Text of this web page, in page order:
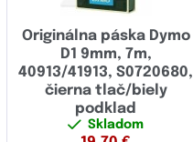
Originálna páska Dymo
D1 9mm, 7m,
40913/41913, S0720680,
čierna tlač/biely
podklad
Skladom